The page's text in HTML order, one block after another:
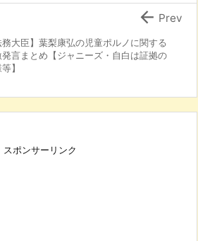
務大臣】葉梨康弘の児童ポルノに関する
発言まとめ【ジャニーズ・自白は証拠の
】
 Prev
スポンサーリンク